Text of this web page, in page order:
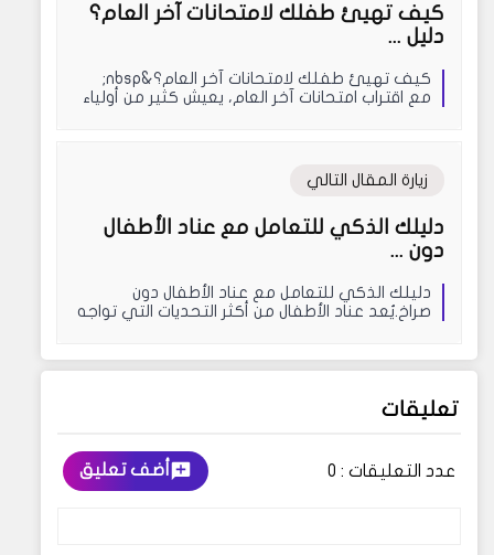
كيف تهيئ طفلك لامتحانات آخر العام؟
دليل ...
كيف تهيئ طفلك لامتحانات آخر العام؟&nbsp;
مع اقتراب امتحانات آخر العام، يعيش كثير من أولياء
زيارة المقال التالي
دليلك الذكي للتعامل مع عناد الأطفال
دون ...
دليلك الذكي للتعامل مع عناد الأطفال دون
صراخ.يُعد عناد الأطفال من أكثر التحديات التي تواجه
تعليقات
عدد التعليقات : 0 أضف تعليق